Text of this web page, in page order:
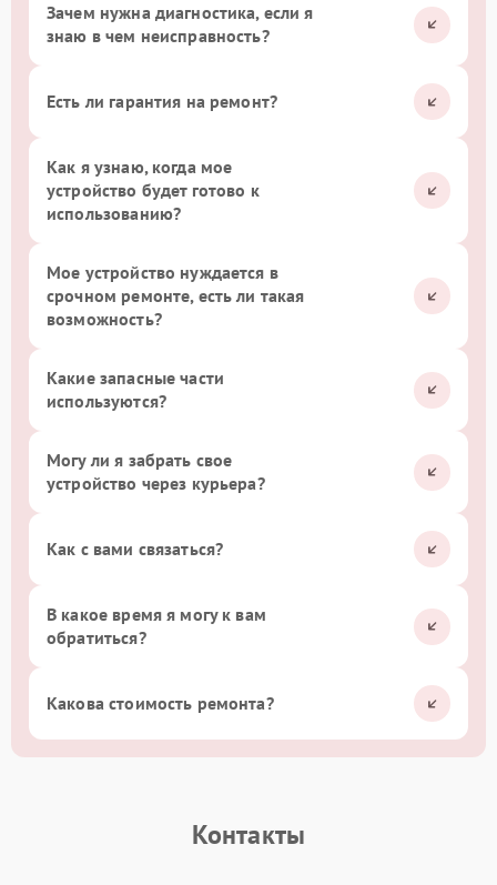
Зачем нужна диагностика, если я
знаю в чем неисправность?
Есть ли гарантия на ремонт?
Как я узнаю, когда мое
устройство будет готово к
использованию?
Мое устройство нуждается в
срочном ремонте, есть ли такая
возможность?
Какие запасные части
используются?
Могу ли я забрать свое
устройство через курьера?
Как с вами связаться?
В какое время я могу к вам
обратиться?
Какова стоимость ремонта?
Контакты